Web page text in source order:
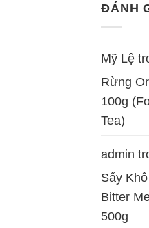
ĐÁNH
Mỹ Lệ
Rừng
100g
Tea)
admin
Sấy
Bitter
500g